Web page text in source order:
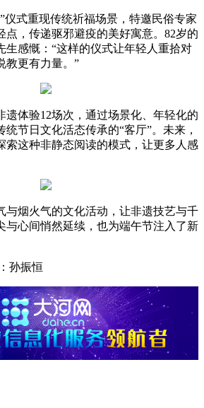
仪式重现传统祈福场景，特邀民俗专家
点，传递驱邪避疫的美好寓意。82岁的
生感慨：“这样的仪式让年轻人重拾对
教更有力量。”
遗体验12场次，通过场景化、年轻化的
节日文化活态传承的“客厅”。未来，
索这种非静态阅读的模式，让更多人感
与烟火气的文化活动，让非遗技艺与千
与心间悄然延续，也为端午节注入了新
孙振恒